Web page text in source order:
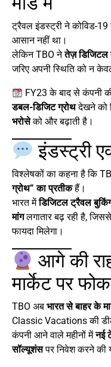
ट्रैवल इंडस्ट्री ने कोविड-
आसान नहीं था।
लेकिन TBO नेतेज़ डिजिटल
जरिए अपनी स्थिति को न
FY23 के बाद से कंपनी
डबल-डिजिट ग्रोथदेखने को
भरोसेको और बढ़ाती है।
इंडस्ट्री
विश्लेषकों का कहना है कि
ग्रोथ” का प्रतीकहैं।
भारत मेंडिजिटल ट्रैवल
मांगलगातार बढ़ रही है,
फायदा मिलेगा।
आगे की
मार्केट पर
TBO अब भारत से बाहर के
Classic Vacations की
कंपनी आने वाले महीनों मेंनई
सॉल्यूशंसपर निवेश करने की